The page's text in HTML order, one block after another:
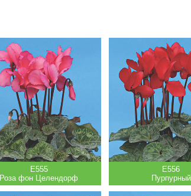
Е555
Роза фон Целендорф
Е556
Пурпурный